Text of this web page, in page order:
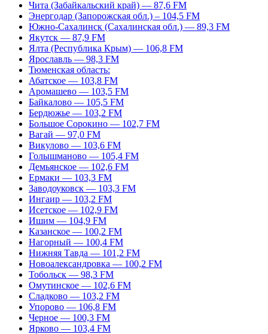
Чита (Забайкальский край) — 87,6 FM
Энергодар (Запорожская обл.) – 104,5 FM
Южно-Сахалинск (Сахалинская обл.) — 89,3 FM
Якутск — 87,9 FM
Ялта (Республика Крым) — 106,8 FM
Ярославль — 98,3 FM
Тюменская область:
Абатское — 103,8 FM
Аромашево — 103,5 FM
Байкалово — 105,5 FM
Бердюжье — 103,2 FM
Большое Сорокино — 102,7 FM
Вагай — 97,0 FM
Викулово — 103,6 FM
Голышманово — 105,4 FM
Демьянское — 102,6 FM
Ермаки — 103,3 FM
Заводоуковск — 103,3 FM
Ингаир — 103,2 FM
Исетское — 102,9 FM
Ишим — 104,9 FM
Казанское — 100,2 FM
Нагорный — 100,4 FM
Нижняя Тавда — 101,2 FM
Новоалександровка — 100,2 FM
Тобольск — 98,3 FM
Омутинское — 102,6 FM
Сладково — 103,2 FM
Упорово — 106,8 FM
Черное — 100,3 FM
Ярково — 103,4 FM